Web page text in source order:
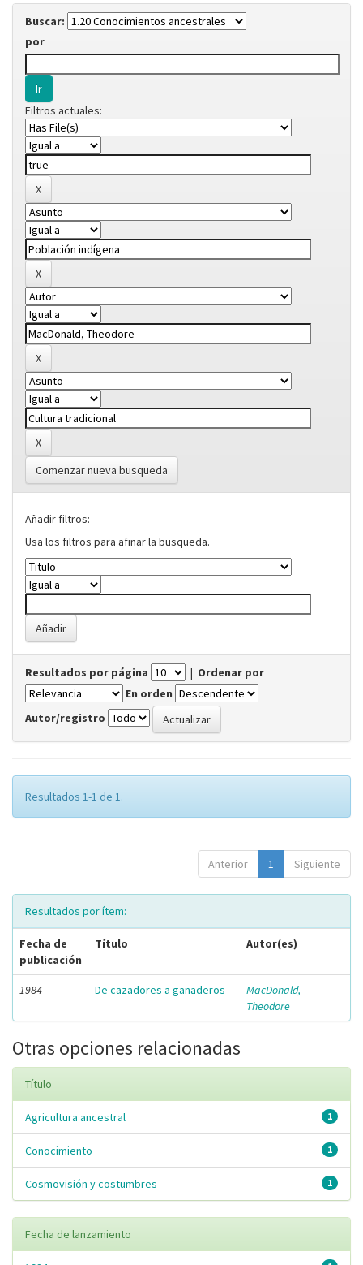
Buscar:
por
Filtros actuales:
Comenzar nueva busqueda
Añadir filtros:
Usa los filtros para afinar la busqueda.
Resultados por página | Ordenar por
En orden
Autor/registro
Resultados 1-1 de 1.
Anterior 1 Siguiente
Resultados por ítem:
Fecha de
publicación
Título Autor(es)
1984 De cazadores a ganaderos
MacDonald,
Theodore
Otras opciones relacionadas
Título
1
Agricultura ancestral
1
Conocimiento
1
Cosmovisión y costumbres
Fecha de lanzamiento